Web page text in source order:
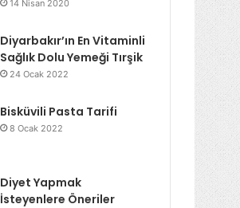
14 Nisan 2020
Diyarbakır’ın En Vitaminli
Sağlık Dolu Yemeği Tırşik
24 Ocak 2022
Bisküvili Pasta Tarifi
8 Ocak 2022
Diyet Yapmak
İsteyenlere Öneriler